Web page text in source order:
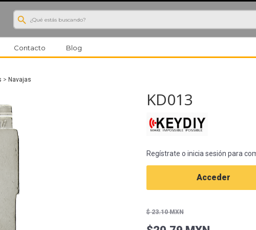
search
Contacto Blog
> Navajas
KD013
Regístrate o inicia sesión para
Acceder
$ 23.10 MXN